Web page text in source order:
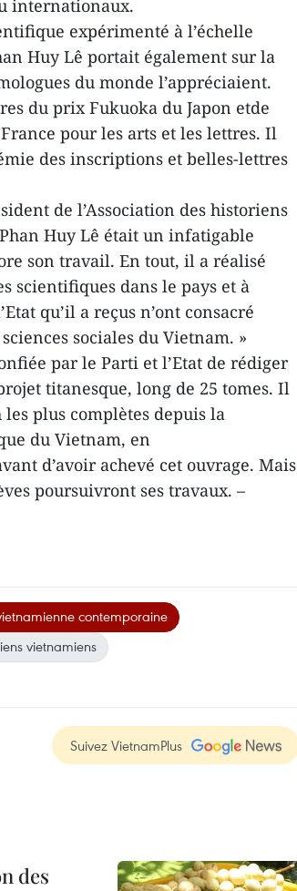
internationaux.
expérimenté à l’échelle
Huy Lê portait également sur la
du monde l’appréciaient.
du prix Fukuoka du Japon etde
pour les arts et les lettres. Il
des inscriptions et belles-lettres
de l’Association des historiens
Huy Lê était un infatigable
son travail. En tout, il a réalisé
scientifiques dans le pays et à
qu’il a reçus n’ont consacré
sociales du Vietnam. »
par le Parti et l’Etat de rédiger
titanesque, long de 25 tomes. Il
les plus complètes depuis la
du Vietnam, en
d’avoir achevé cet ouvrage. Mais
poursuivront ses travaux. –
contemporaine
vietnamiens
Suivez VietnamPlus
des